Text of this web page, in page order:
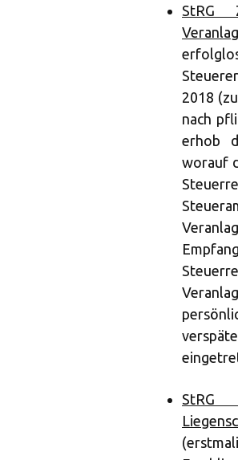
StRG
2018
nach
erhob
worauf
StRG